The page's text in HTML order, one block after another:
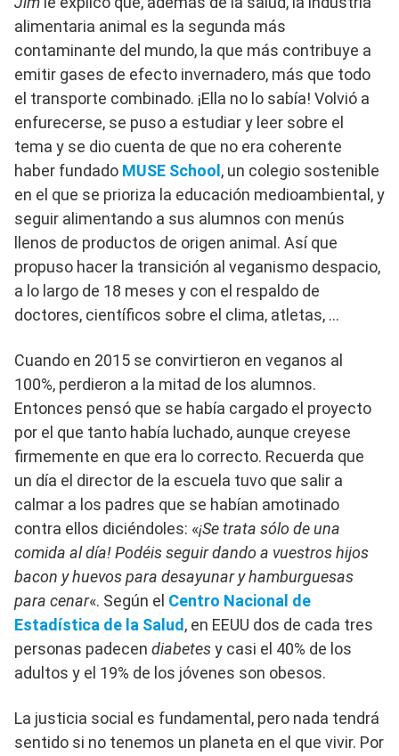
alimentaria animal es la segunda más
contaminante del mundo, la que más contribuye a
emitir gases de efecto invernadero, más que todo
el transporte combinado. ¡Ella no lo sabía! Volvió a
enfurecerse, se puso a estudiar y leer sobre el
tema y se dio cuenta de que no era coherente
haber fundado MUSE School , un colegio sostenible
en el que se prioriza la educación medioambiental, y
seguir alimentando a sus alumnos con menús
llenos de productos de origen animal. Así que
propuso hacer la transición al veganismo despacio,
a lo largo de 18 meses y con el respaldo de
doctores, científicos sobre el clima, atletas, …
Cuando en 2015 se convirtieron en veganos al
100%, perdieron a la mitad de los alumnos.
Entonces pensó que se había cargado el proyecto
por el que tanto había luchado, aunque creyese
firmemente en que era lo correcto. Recuerda que
un día el director de la escuela tuvo que salir a
calmar a los padres que se habían amotinado
contra ellos diciéndoles: «¡Se trata sólo de una
comida al día! Podéis seguir dando a vuestros hijos
bacon y huevos para desayunar y hamburguesas
para cenar«. Según el Centro Nacional de
Estadística de la Salud, en EEUU dos de cada tres
personas padecen diabetesy casi el 40% de los
adultos y el 19% de los jóvenes son obesos.
La justicia social es fundamental, pero nada tendrá
sentido si no tenemos un planeta en el que vivir. Por